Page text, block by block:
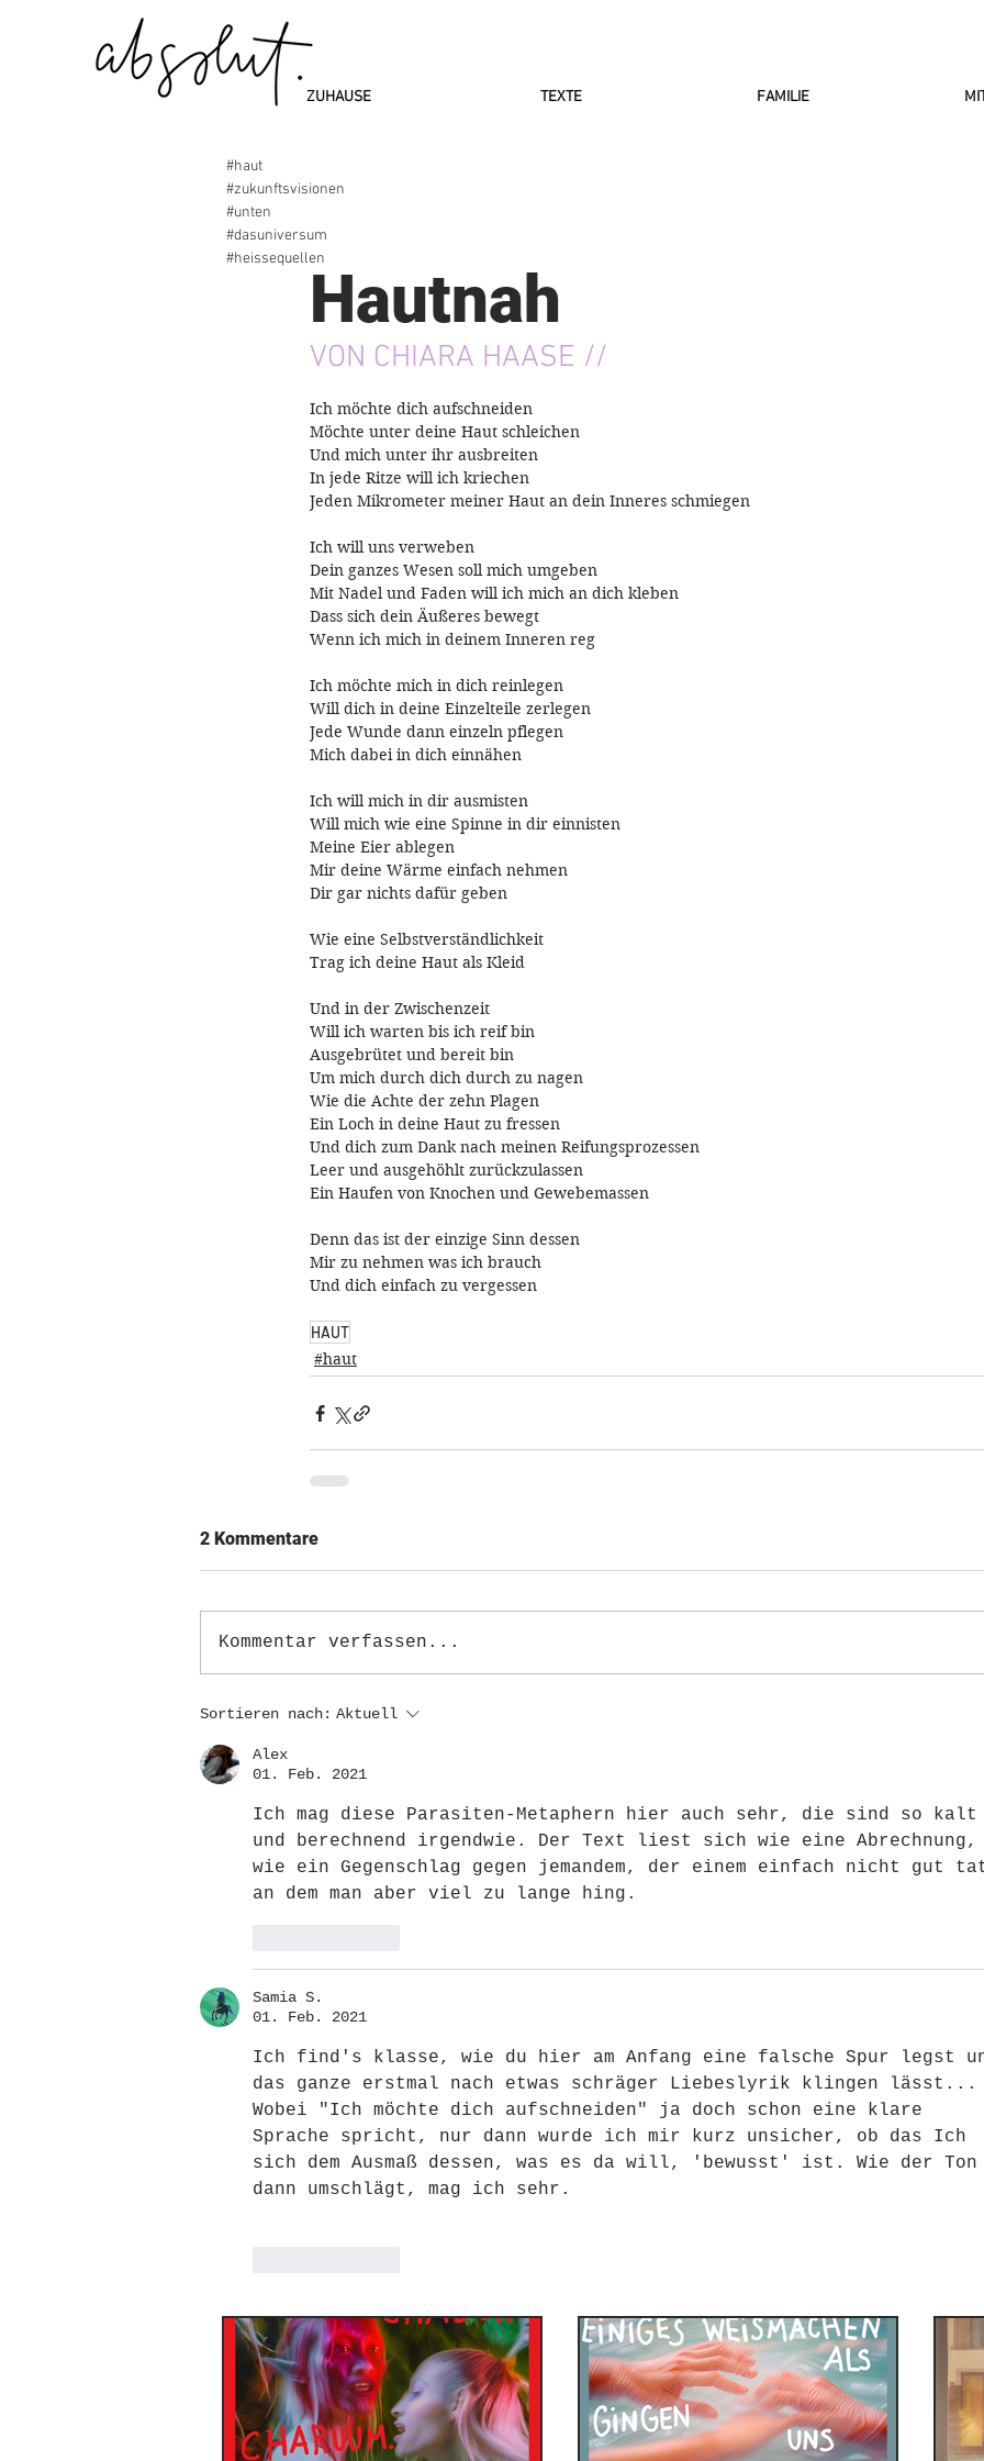
ZUHAUSE TEXTE FAMILIE
Hautnah
1. Feb. 2021
VON CHIARA HAASE //
Ich möchte dich aufschneiden
Möchte unter deine Haut schleichen
Und mich unter ihr ausbreiten
In jede Ritze will ich kriechen
Jeden Mikrometer meiner Haut an dein Inneres schmiegen
Ich will uns verweben
Dein ganzes Wesen soll mich umgeben
Mit Nadel und Faden will ich mich an dich kleben
Dass sich dein Äußeres bewegt
Wenn ich mich in deinem Inneren reg
Ich möchte mich in dich reinlegen
Will dich in deine Einzelteile zerlegen
Jede Wunde dann einzeln pflegen
Mich dabei in dich einnähen
Ich will mich in dir ausmisten
Will mich wie eine Spinne in dir einnisten
Meine Eier ablegen
Mir deine Wärme einfach nehmen
Dir gar nichts dafür geben
Wie eine Selbstverständlichkeit
Trag ich deine Haut als Kleid
Und in der Zwischenzeit
Will ich warten bis ich reif bin
Ausgebrütet und bereit bin
Um mich durch dich durch zu nagen
Wie die Achte der zehn Plagen
Ein Loch in deine Haut zu fressen
Und dich zum Dank nach meinen Reifungsprozessen
Leer und ausgehöhlt zurückzulassen
Ein Haufen von Knochen und Gewebemassen
Denn das ist der einzige Sinn dessen
Mir zu nehmen was ich brauch
Und dich einfach zu vergessen
HAUT
#haut
2 Kommentare
Kommentar verfassen...
Sortieren nach: Aktuell
Alex
01. Feb. 2021
Ich mag diese Parasiten-Metaphern hier auch sehr, die sind so kalt
und berechnend irgendwie. Der Text liest sich wie eine Abrechnung,
wie ein Gegenschlag gegen jemandem, der einem einfach nicht gut
an dem man aber viel zu lange hing.
Samia S.
01. Feb. 2021
Ich find's klasse, wie du hier am Anfang eine falsche Spur legst
das ganze erstmal nach etwas schräger Liebeslyrik klingen lässt...
Wobei "Ich möchte dich aufschneiden" ja doch schon eine klare
Sprache spricht, nur dann wurde ich mir kurz unsicher, ob das Ich
sich dem Ausmaß dessen, was es da will, 'bewusst' ist. Wie der Ton
dann umschlägt, mag ich sehr.
#haut
#zukunftsvisionen
#unten
#dasuniversum
#heissequellen